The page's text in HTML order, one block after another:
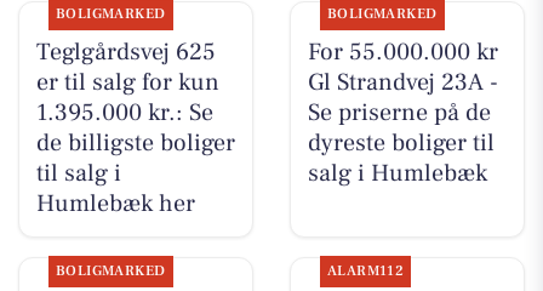
BOLIGMARKED
Teglgårdsvej 625
er til salg for kun
1.395.000 kr.: Se
de billigste boliger
til salg i
Humlebæk her
BOLIGMARKED
For 55.000.000 kr
Gl Strandvej 23A -
Se priserne på de
dyreste boliger til
salg i Humlebæk
BOLIGMARKED ALARM112